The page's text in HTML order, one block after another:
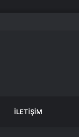
İLETIŞIM